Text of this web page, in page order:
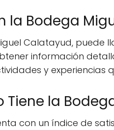
la Bodega
Calatayud, puede
información
y experiencias
Tiene la
con un índice de